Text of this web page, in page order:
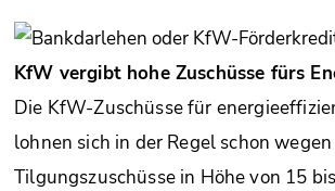
KfW vergibt hohe Zuschüsse fürs
Die KfW-Zuschüsse für
lohnen sich in der Regel schon
Tilgungszuschüsse in Höhe von 15